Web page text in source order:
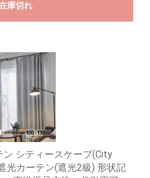
庫切れ
ン シティースケープ(City
光カーテン(遮光2級) 形状記